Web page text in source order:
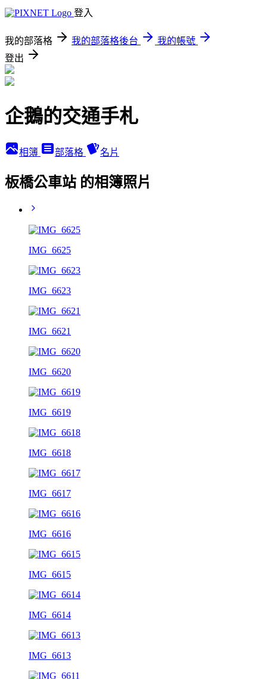
登入
我的部落格 我的部落格後台
我的帳號
登出
企鵝的交通手札
相簿 部落格 名片
板橋公車站 的相簿照片
IMG_6625
IMG_6623
IMG_6621
IMG_6620
IMG_6619
IMG_6618
IMG_6617
IMG_6616
IMG_6615
IMG_6614
IMG_6613